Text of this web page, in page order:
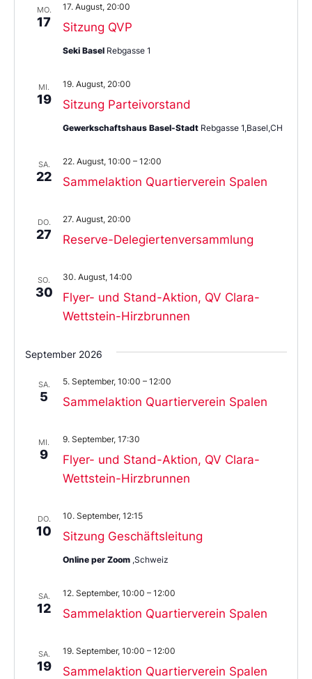
MO.
17 Sitzung QVP
17. August, 20:00
Seki Basel Rebgasse 1
MI.
19 Sitzung Parteivorstand
19. August, 20:00
Gewerkschaftshaus Basel-Stadt Rebgasse 1,Basel,CH
SA.
22 Sammelaktion Quartierverein Spalen
22. August, 10:00 – 12:00
DO.
27 Reserve-Delegiertenversammlung
27. August, 20:00
SO.
30
Flyer- und Stand-Aktion, QV Clara-
Wettstein-Hirzbrunnen
30. August, 14:00
September 2026
SA.
5 Sammelaktion Quartierverein Spalen
5. September, 10:00 – 12:00
MI.
9
Flyer- und Stand-Aktion, QV Clara-
Wettstein-Hirzbrunnen
9. September, 17:30
DO.
10 Sitzung Geschäftsleitung
10. September, 12:15
Online per Zoom ,Schweiz
SA.
12 Sammelaktion Quartierverein Spalen
12. September, 10:00 – 12:00
SA.
19 Sammelaktion Quartierverein Spalen
19. September, 10:00 – 12:00